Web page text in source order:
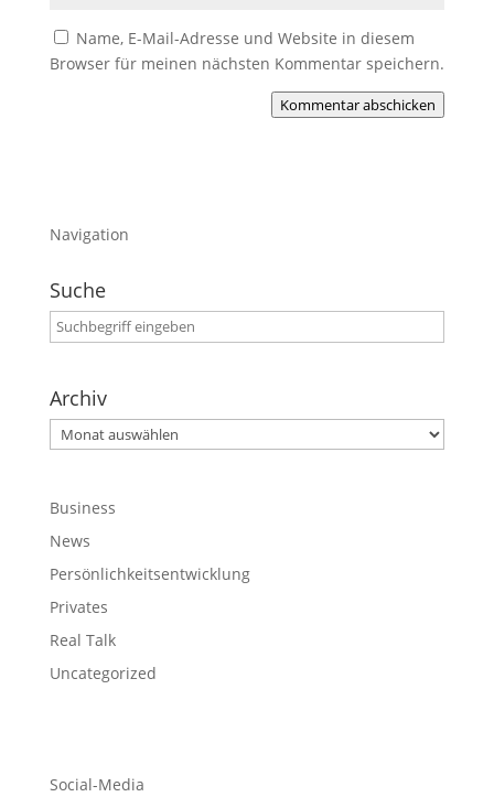
Name, E-Mail-Adresse und Website in diesem
Browser für meinen nächsten Kommentar speichern.
Kommentar abschicken
Navigation
Suche
Archiv
Archiv
Business
News
Persönlichkeitsentwicklung
Privates
Real Talk
Uncategorized
Social-Media